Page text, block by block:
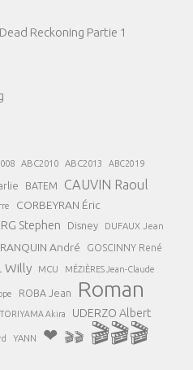
Reckoning Partie 1
ABC2010 ABC2013 ABC2019
BATEM CAUVIN Raoul
CORBEYRAN Éric
Stephen Disney DUFAUX Jean
André GOSCINNY René
Willy MCU MÉZIÈRES Jean-Claude
ROBA Jean Roman
TORIYAMA Akira UDERZO Albert
YANN ❤ 🎬🎬 🎬🎬🎬